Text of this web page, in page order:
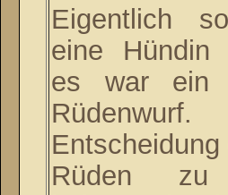
Eigentlich
eine Hündin
es war ein
Rüden zu